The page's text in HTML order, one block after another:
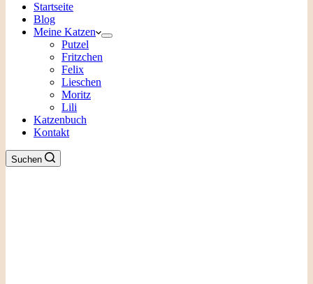
Startseite
Blog
Meine Katzen
Putzel
Fritzchen
Felix
Lieschen
Moritz
Lili
Katzenbuch
Kontakt
Suchen